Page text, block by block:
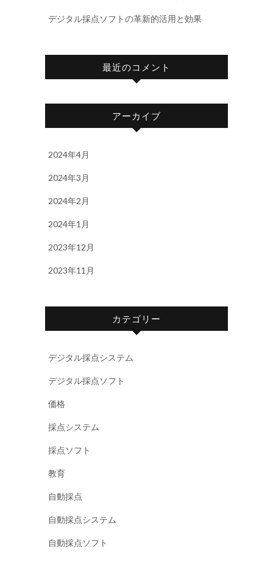
デジタル採点ソフトの革新的活用と効果
最近のコメント
アーカイブ
2024年4月
2024年3月
2024年2月
2024年1月
2023年12月
2023年11月
カテゴリー
デジタル採点システム
デジタル採点ソフト
価格
採点システム
採点ソフト
教育
自動採点
自動採点システム
自動採点ソフト